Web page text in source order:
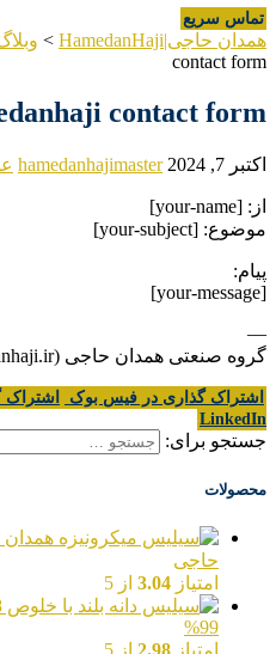
تماس سریع
همدان حاجی|HamedanHaji >
contact form
contact form
اکتبر 7, 2024 hamedanhajimaster
از: [your-name]
موضوع: [your-subject]
پیام:
[your-message]
—
گروه صنعتی همدان حاجی (https://www.hamedanhaji.ir)
اشتراک گذاری در فیس بوک اشتراک
LinkedIn
جستجو برای:
محصولات
حاجی
امتیاز 3.04 از 5
99%